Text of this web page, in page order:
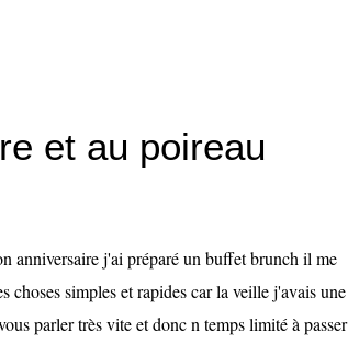
et au poireau
anniversaire j'ai préparé un buffet brunch il me
choses simples et rapides car la veille j'avais une
parler très vite et donc n temps limité à passer